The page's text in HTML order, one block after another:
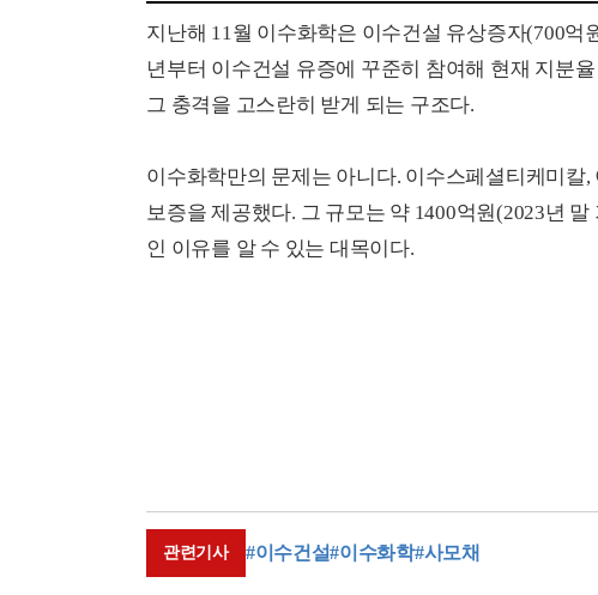
지난해 11월 이수화학은 이수건설 유상증자(700
년부터 이수건설 유증에 꾸준히 참여해 현재 지분
그 충격을 고스란히 받게 되는 구조다.
이수화학만의 문제는 아니다. 이수스페셜티케미칼
보증을 제공했다. 그 규모는 약 1400억원(2023년
인 이유를 알 수 있는 대목이다.
관련기사 #이수건설#이수화학#사모채